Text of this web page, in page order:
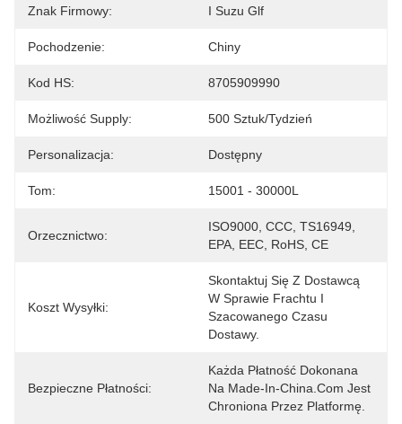
Znak Firmowy: I Suzu Glf
Pochodzenie: Chiny
Kod HS: 8705909990
Możliwość Supply: 500 Sztuk/tydzień
Personalizacja: Dostępny
Tom: 15001 - 30000L
Orzecznictwo:
ISO9000, CCC, TS16949,
EPA, EEC, RoHS, CE
Koszt Wysyłki:
Skontaktuj Się Z Dostawcą
W Sprawie Frachtu I
Szacowanego Czasu
Dostawy.
Bezpieczne Płatności:
Każda Płatność Dokonana
Na Made-In-China.com Jest
Chroniona Przez Platformę.